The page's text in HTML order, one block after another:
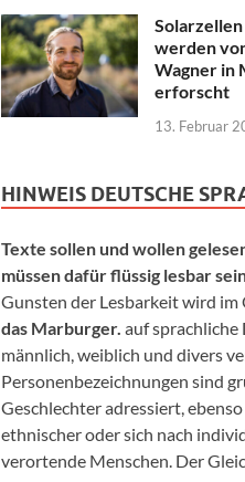
werden
Wagner in
erforscht
13. Februar
HINWEIS DEUTSCHE
Texte sollen und wollen
müssen dafür flüssig lesbar
Gunsten der Lesbarkeit wird
das Marburger. auf sprachliche
männlich, weiblich und divers
Personenbezeichnungen sind
Geschlechter adressiert,
ethnischer oder sich nach
verortende Menschen. Der